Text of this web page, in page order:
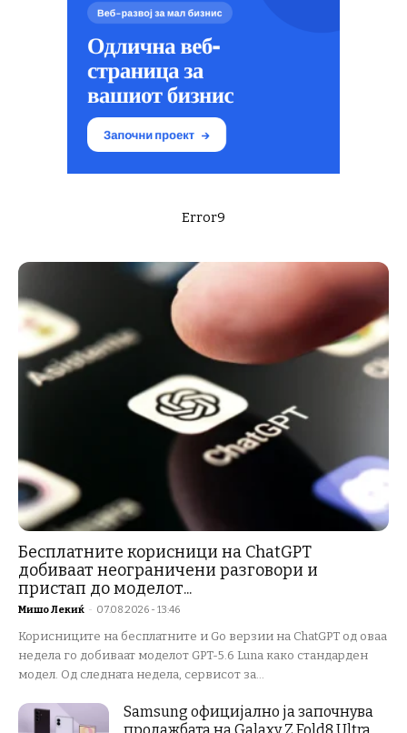
Error9
Бесплатните корисници на ChatGPT
добиваат неограничени разговори и
пристап до моделот...
Мишо Лекиќ - 07.08.2026 - 13:46
Корисниците на бесплатните и Go верзии на ChatGPT од оваа
недела го добиваат моделот GPT-5.6 Luna како стандарден
модел. Од следната недела, сервисот за...
Samsung официјално ја започнува